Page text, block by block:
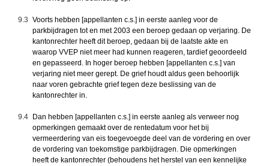
9.3 Voorts hebben [appellanten c.s.] in eerste aanleg voor de
parkbijdragen tot en met 2003 een beroep gedaan op verjaring. De
kantonrechter heeft dit beroep, gedaan bij de laatste akte en
waarop VVEP niet meer had kunnen reageren, tardief geoordeeld
en gepasseerd. In hoger beroep hebben [appellanten c.s.] van
verjaring niet meer gerept. De grief houdt aldus geen behoorlijk
naar voren gebrachte grief tegen deze beslissing van de
kantonrechter in.
9.4
Dan hebben [appellanten c.s.] in eerste aanleg als verweer nog
opmerkingen gemaakt over de rentedatum voor het bij
vermeerdering van eis toegevoegde deel van de vordering en over
de vordering van toekomstige parkbijdragen. Die opmerkingen
heeft de kantonrechter (behoudens het herstel van een kennelijke